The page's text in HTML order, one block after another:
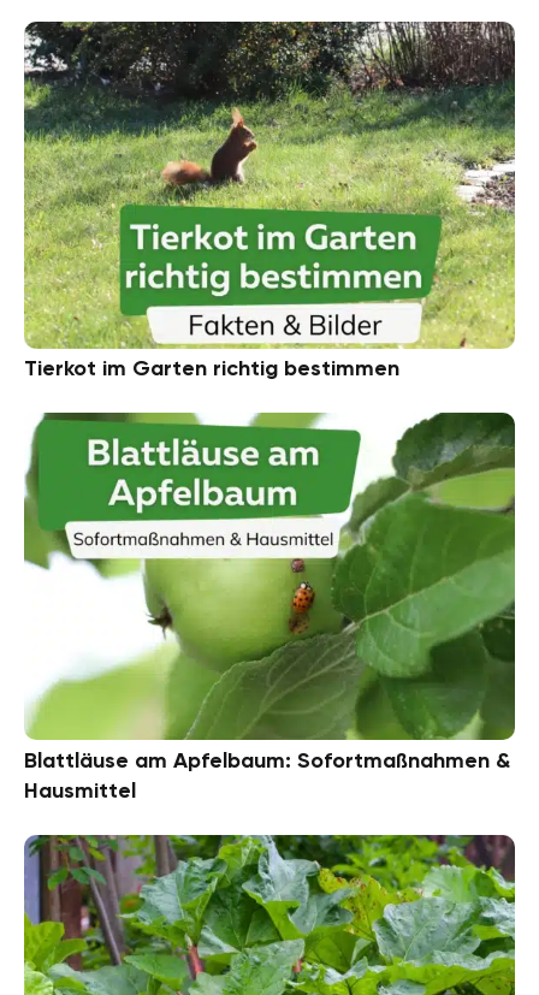
Tierkot im Garten richtig bestimmen
Blattläuse am Apfelbaum: Sofortmaßnahmen &
Hausmittel